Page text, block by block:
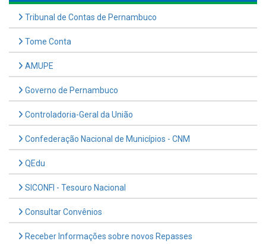
Tribunal de Contas de Pernambuco
Tome Conta
AMUPE
Governo de Pernambuco
Controladoria-Geral da União
Confederação Nacional de Municípios - CNM
QEdu
SICONFI - Tesouro Nacional
Consultar Convênios
Receber Informações sobre novos Repasses